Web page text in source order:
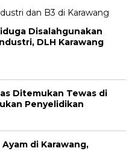
Disalahgunakan
DLH Karawang
Ditemukan Tewas di
Penyelidikan
di Karawang,